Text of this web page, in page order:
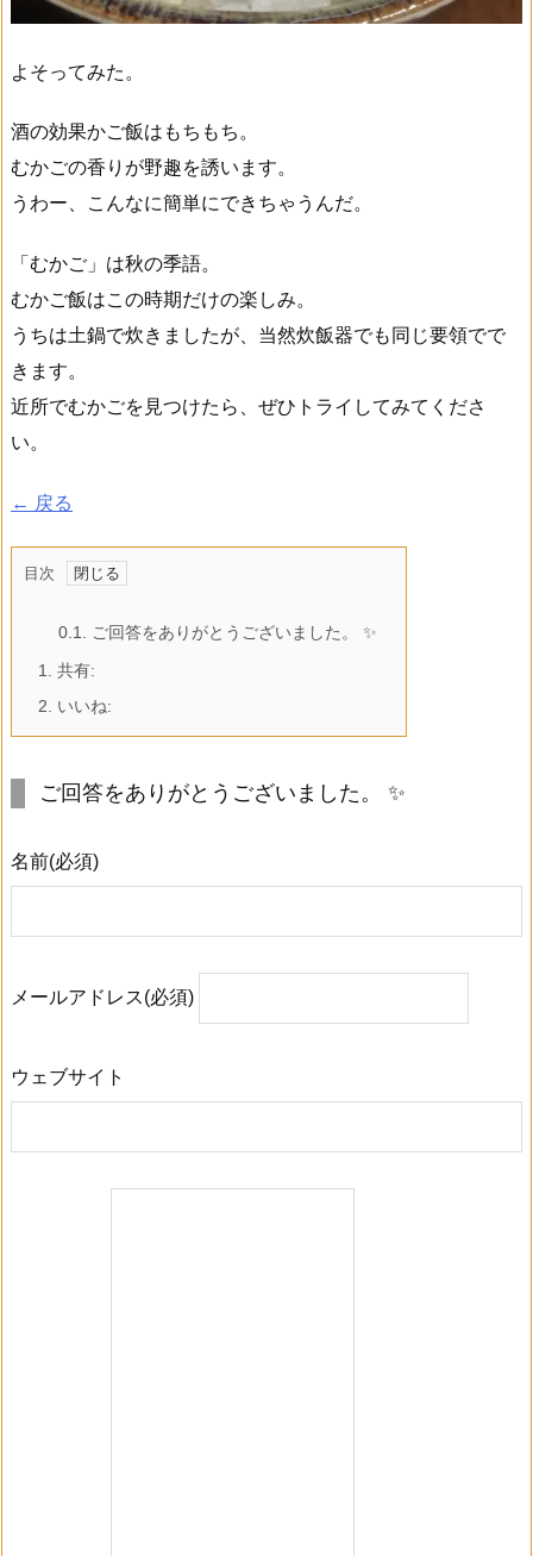
よそってみた。
酒の効果かご飯はもちもち。
むかごの香りが野趣を誘います。
うわー、こんなに簡単にできちゃうんだ。
「むかご」は秋の季語。
むかご飯はこの時期だけの楽しみ。
うちは土鍋で炊きましたが、当然炊飯器でも同じ要領でで
きます。
近所でむかごを見つけたら、ぜひトライしてみてくださ
い。
← 戻る
目次
0.1.
ご回答をありがとうございました。 ✨
1.
共有:
2.
いいね:
ご回答をありがとうございました。 ✨
名前(必須)
メールアドレス(必須)
ウェブサイト